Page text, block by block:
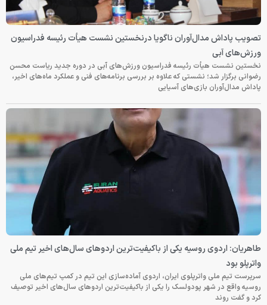
تصویب پاداش مدال‌آوران ناگویا درنخستین نشست هیأت رئیسه فدراسیون
ورزش‌های آبی
نخستین نشست هیأت رئیسه فدراسیون ورزش‌های آبی در دوره جدید ریاست محسن
رضوانی برگزار شد؛ نشستی که علاوه بر بررسی برنامه‌های فنی و عملکرد ماه‌های اخیر،
پاداش مدال‌آوران بازی‌های آسیایی
طاهریان: اردوی روسیه یکی از باکیفیت‌ترین اردوهای سال‌های اخیر تیم ملی
واترپلو بود
سرپرست تیم ملی واترپلوی ایران، اردوی آماده‌سازی این تیم در کمپ تیم‌های ملی
روسیه واقع در شهر پودولسک را یکی از باکیفیت‌ترین اردوهای سال‌های اخیر توصیف
کرد و گفت روند